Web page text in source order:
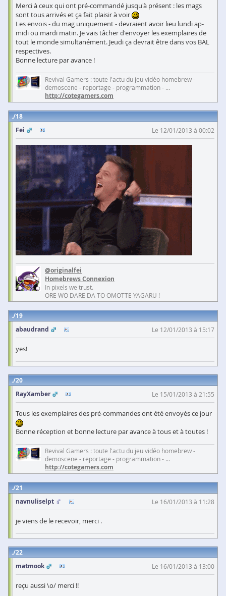
Merci à ceux qui ont pré-commandé jusqu'à présent : les mags
sont tous arrivés et ça fait plaisir à voir
Les envois - du mag uniquement - devraient avoir lieu lundi ap-
midi ou mardi matin. Je vais tâcher d'envoyer les exemplaires de
tout le monde simultanément. Jeudi ça devrait être dans vos BAL
respectives.
Bonne lecture par avance !
Revival Gamers : toute l'actu du jeu vidéo homebrew -
demoscene - reportage - programmation - ...
http://cotegamers.com
18
Fei
Le 12/01/2013 à 00:02
@originalfei
Homebrews Connexion
In pixels we trust.
ORE WO DARE DA TO OMOTTE YAGARU !
19
abaudrand
Le 12/01/2013 à 15:17
yes!
20
RayXamber
Le 15/01/2013 à 21:55
Tous les exemplaires des pré-commandes ont été envoyés ce jour
Bonne réception et bonne lecture par avance à tous et à toutes !
Revival Gamers : toute l'actu du jeu vidéo homebrew -
demoscene - reportage - programmation - ...
http://cotegamers.com
21
navnuliselpt
Le 16/01/2013 à 11:28
je viens de le recevoir, merci .
22
matmook
Le 16/01/2013 à 13:00
reçu aussi \o/ merci !!